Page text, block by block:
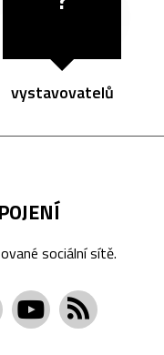
vystavovatelů
sociální sítě.